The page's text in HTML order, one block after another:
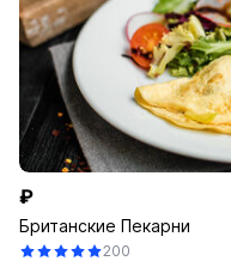
₽
Британские Пекарни
200